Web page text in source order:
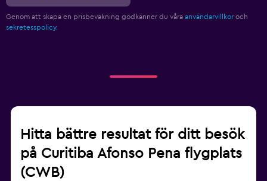
Genom att skapa en prisbevakning godkänner du våra användarvillkor och
sekretesspolicy.
Hitta bättre resultat för ditt besök
på Curitiba Afonso Pena flygplats
(CWB)